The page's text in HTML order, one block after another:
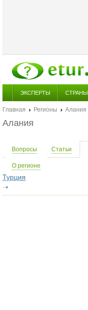
ЭКСПЕРТЫ СТРАНЫ
Главная Регионы
Алания
Алания
Вопросы Статьи
О регионе
Турция